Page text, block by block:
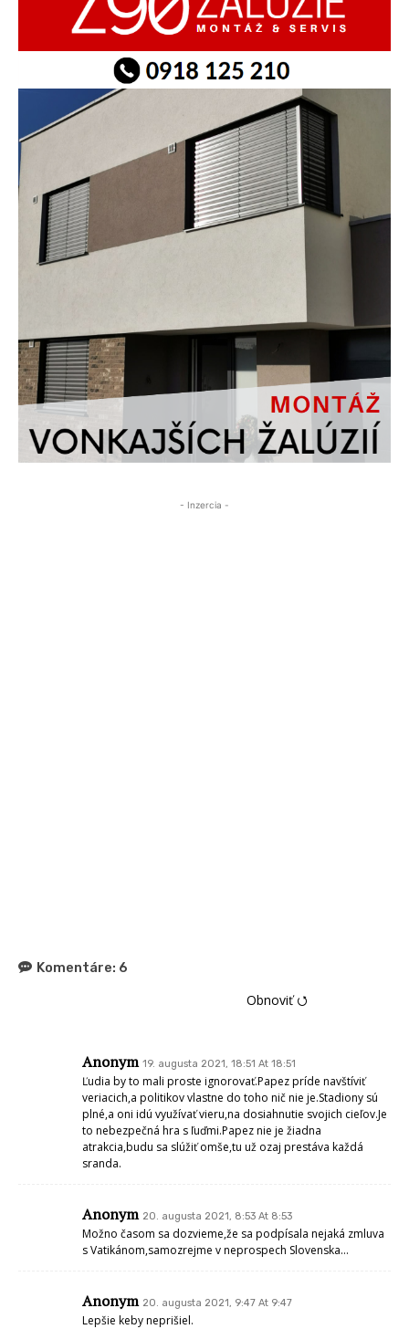
- Inzercia -
Komentáre: 6
Obnoviť ⭯
Anonym 19. augusta 2021, 18:51 At 18:51
Ľudia by to mali proste ignorovať.Papez príde navštíviť
veriacich,a politikov vlastne do toho nič nie je.Stadiony sú
plné,a oni idú využívať vieru,na dosiahnutie svojich cieľov.Je
to nebezpečná hra s ľuďmi.Papez nie je žiadna
atrakcia,budu sa slúžiť omše,tu už ozaj prestáva každá
sranda.
Anonym 20. augusta 2021, 8:53 At 8:53
Možno časom sa dozvieme,že sa podpísala nejaká zmluva
s Vatikánom,samozrejme v neprospech Slovenska…
Anonym 20. augusta 2021, 9:47 At 9:47
Lepšie keby neprišiel.